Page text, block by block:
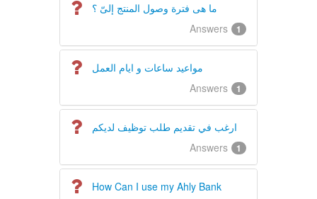
ما هى فترة وصول المنتج إلىّ ؟
Answers
1
مواعيد ساعات و ايام العمل
Answers
1
ارغب في تقديم طلب توظيف لديكم
Answers
1
How Can I use my Ahly Bank